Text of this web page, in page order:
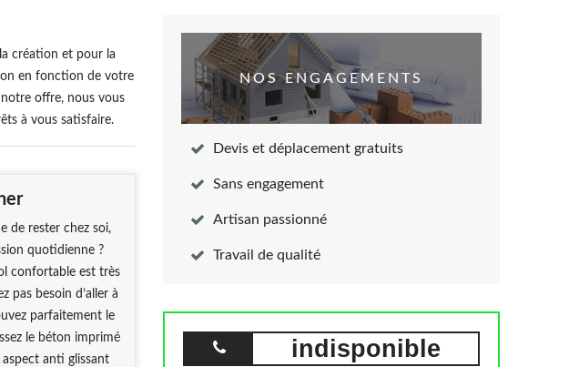
création et pour la
en fonction de votre
offre, nous vous
à vous satisfaire.
de rester chez soi,
quotidienne ?
confortable est très
pas besoin d’aller à
parfaitement le
le béton imprimé
anti glissant
NOS ENGAGEMENTS
Devis et déplacement gratuits
Sans engagement
Artisan passionné
Travail de qualité
indisponible